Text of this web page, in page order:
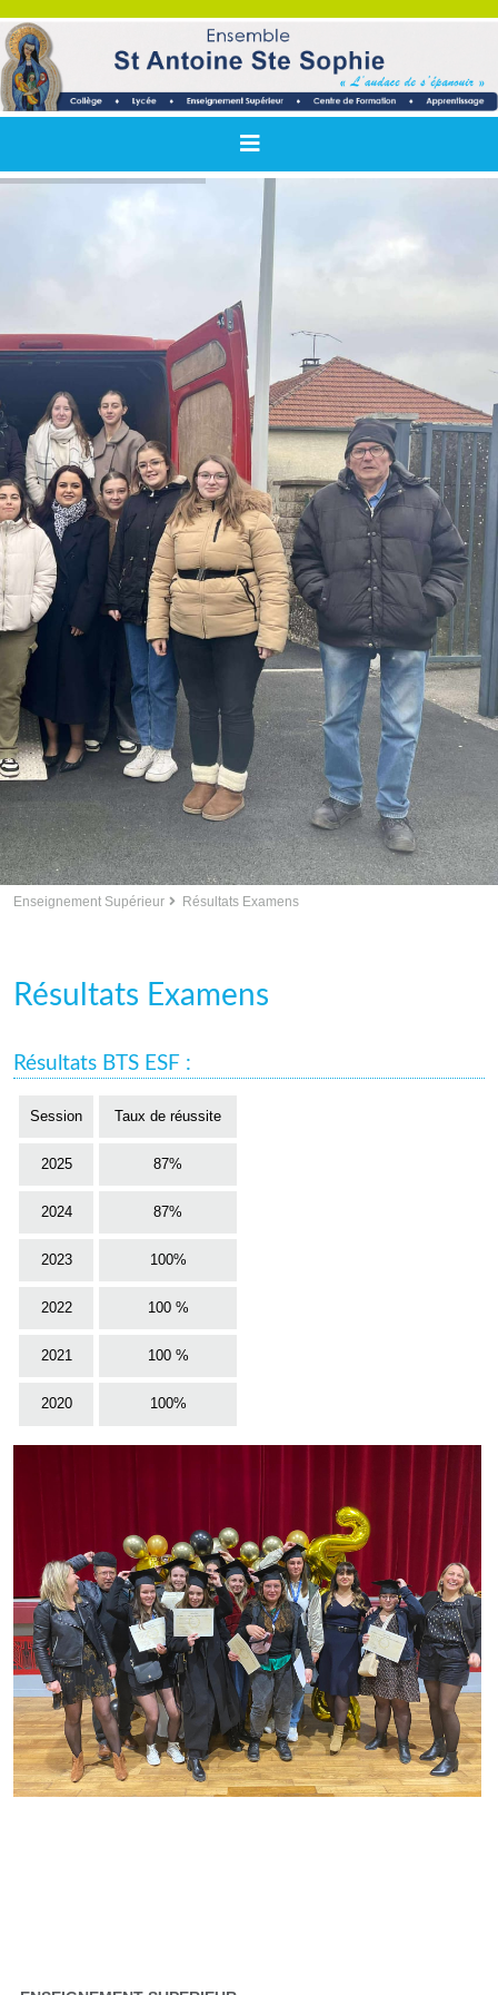
Enseignement Supérieur Résultats Examens
Résultats Examens
Résultats BTS ESF :
Session Taux de réussite
2025 87%
2024 87%
2023 100%
2022 100 %
2021 100 %
2020 100%